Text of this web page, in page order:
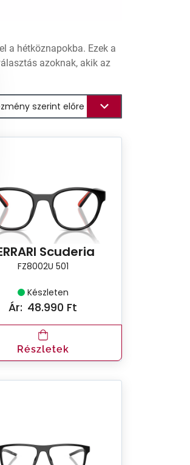
a hétköznapokba. Ezek a
azoknak, akik az
Scuderia
FZ8002U 501
Készleten
Ár: 48.990 Ft
Részletek